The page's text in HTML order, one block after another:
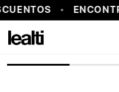
PROBADOR VIRTUAL